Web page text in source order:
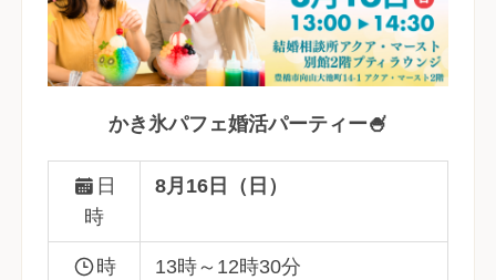
かき氷パフェ婚活パーティー🍧
日
時
8月16日（日）
時
13時～12時30分